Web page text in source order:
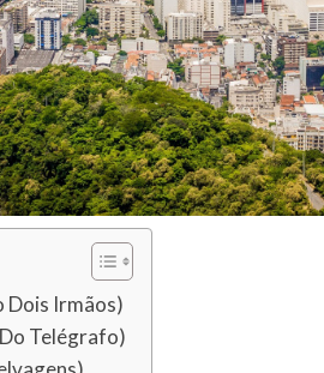
Irmãos)
Telégrafo)